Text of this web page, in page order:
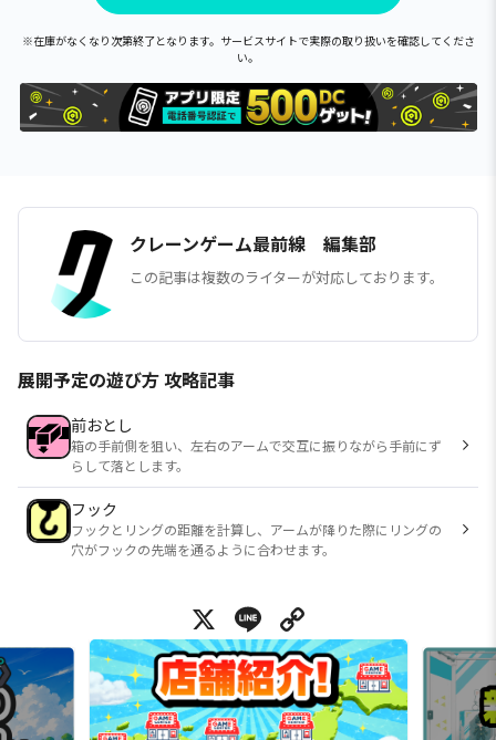
※在庫がなくなり次第終了となります。サービスサイトで実際の取り扱いを確認してくださ
い。
クレーンゲーム最前線 編集部
この記事は複数のライターが対応しております。
展開予定の遊び方 攻略記事
前おとし
箱の手前側を狙い、左右のアームで交互に振りながら手前にず
らして落とします。
フック
フックとリングの距離を計算し、アームが降りた際にリングの
穴がフックの先端を通るように合わせます。
X Line